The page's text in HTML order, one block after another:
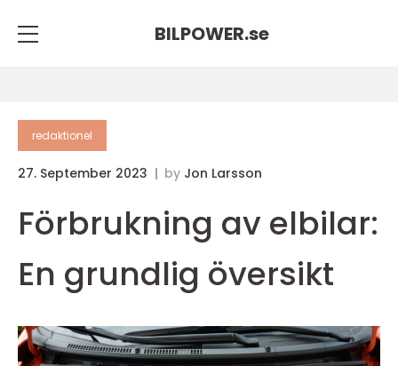
BILPOWER.se
redaktionel
27. September 2023 by Jon Larsson
Förbrukning av elbilar:
En grundlig översikt